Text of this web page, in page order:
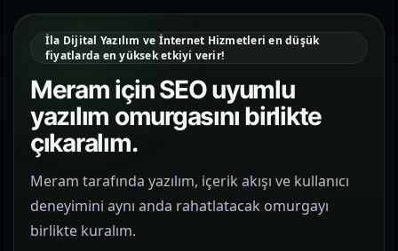
İla Dijital Yazılım ve İnternet Hizmetleri en düşük
fiyatlarda en yüksek etkiyi verir!
Meram için SEO uyumlu
yazılım omurgasını birlikte
çıkaralım.
Meram tarafında yazılım, içerik akışı ve kullanıcı
deneyimini aynı anda rahatlatacak omurgayı
birlikte kuralım.